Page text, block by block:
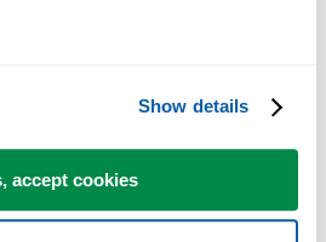
Show details
accept cookies
ASAP Utilities を毎日使うようにな